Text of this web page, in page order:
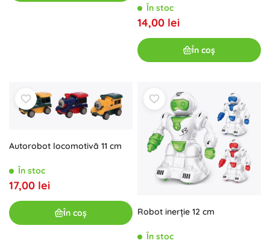
4 culori
În stoc
14,00 lei
În coș
Autorobot locomotivă 11 cm
În stoc
17,00 lei
În coș Robot inerție 12 cm
În stoc